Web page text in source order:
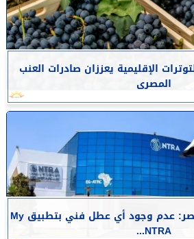
الإقليمية يعززان صادرات العنب
المصرى
تنظيم الاتصالات في مصر: عدم وجود أي عطل فني بتطبيق My
NTRA...